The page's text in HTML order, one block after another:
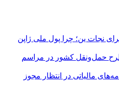
نجات ین؛ چرا پول ملی ژاپن
حمل‌ونقل کشور در مراسم
مالیاتی در انتظار مجوز